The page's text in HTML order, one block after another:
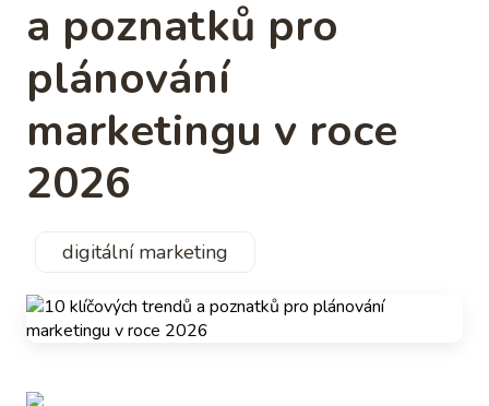
a poznatků pro
plánování
marketingu v roce
2026
digitální marketing